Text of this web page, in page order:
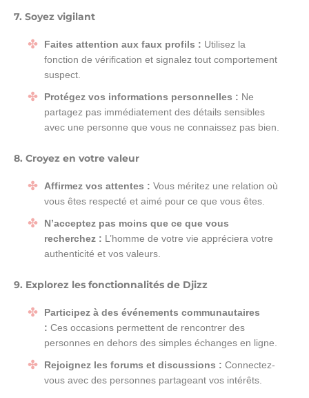
7. Soyez vigilant
Faites attention aux faux profils : Utilisez la
fonction de vérification et signalez tout comportement
suspect.
Protégez vos informations personnelles : Ne
partagez pas immédiatement des détails sensibles
avec une personne que vous ne connaissez pas bien.
8. Croyez en votre valeur
Affirmez vos attentes : Vous méritez une relation où
vous êtes respecté et aimé pour ce que vous êtes.
N’acceptez pas moins que ce que vous
recherchez : L’homme de votre vie appréciera votre
authenticité et vos valeurs.
9. Explorez les fonctionnalités de Djizz
Participez à des événements communautaires
: Ces occasions permettent de rencontrer des
personnes en dehors des simples échanges en ligne.
Rejoignez les forums et discussions : Connectez-
vous avec des personnes partageant vos intérêts.